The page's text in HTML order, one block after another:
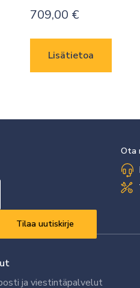
709,00 €
Lisätietoa
Ota
ja viestintäpalvelut